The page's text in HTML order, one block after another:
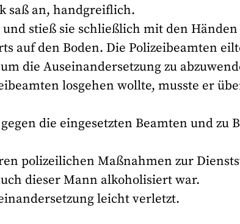
saß an, handgreiflich.
stieß sie schließlich mit den
auf den Boden. Die Polizeibeamten
die Auseinandersetzung zu
losgehen wollte, musste er
die eingesetzten Beamten und zu
polizeilichen Maßnahmen zur
dieser Mann alkoholisiert war.
leicht verletzt.